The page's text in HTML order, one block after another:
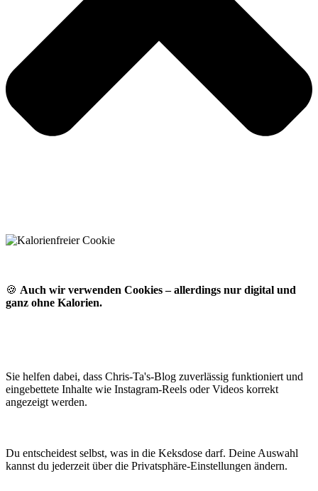
🍪 Auch wir verwenden Cookies – allerdings nur digital und
ganz ohne Kalorien.
Sie helfen dabei, dass Chris-Ta's-Blog zuverlässig funktioniert und
eingebettete Inhalte wie Instagram-Reels oder Videos korrekt
angezeigt werden.
Du entscheidest selbst, was in die Keksdose darf. Deine Auswahl
kannst du jederzeit über die Privatsphäre-Einstellungen ändern.